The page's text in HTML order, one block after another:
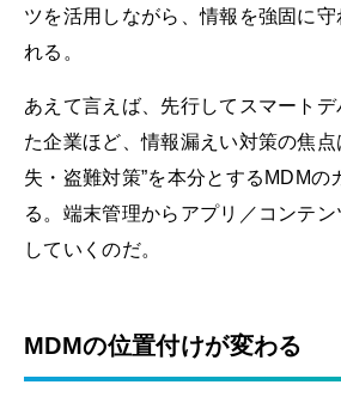
ツを活用しながら、情報を強固に
れる。
あえて言えば、先行してスマート
た企業ほど、情報漏えい対策の焦点
失・盗難対策”を本分とするMDMの
る。端末管理からアプリ／コンテ
していくのだ。
MDMの位置付けが変わる